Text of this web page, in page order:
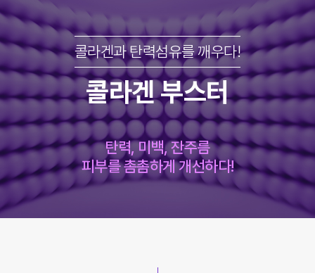
콜라겐과 탄력섬유를 깨우다!
콜라겐 부스터
탄력, 미백, 잔주름
피부를 촘촘하게 개선하다!